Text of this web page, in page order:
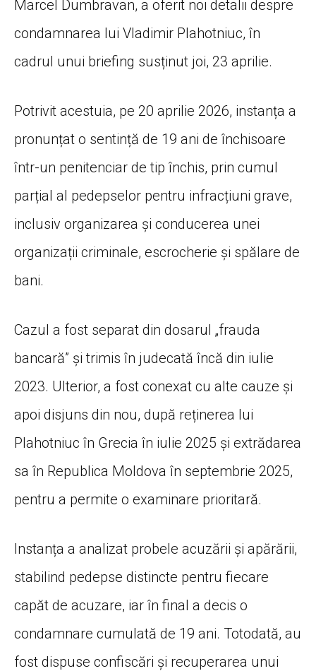
Marcel Dumbravan, a oferit noi detalii despre
condamnarea lui Vladimir Plahotniuc, în
cadrul unui briefing susținut joi, 23 aprilie.
Potrivit acestuia, pe 20 aprilie 2026, instanța a
pronunțat o sentință de 19 ani de închisoare
într-un penitenciar de tip închis, prin cumul
parțial al pedepselor pentru infracțiuni grave,
inclusiv organizarea și conducerea unei
organizații criminale, escrocherie și spălare de
bani.
Cazul a fost separat din dosarul „frauda
bancară” și trimis în judecată încă din iulie
2023. Ulterior, a fost conexat cu alte cauze și
apoi disjuns din nou, după reținerea lui
Plahotniuc în Grecia în iulie 2025 și extrădarea
sa în Republica Moldova în septembrie 2025,
pentru a permite o examinare prioritară.
Instanța a analizat probele acuzării și apărării,
stabilind pedepse distincte pentru fiecare
capăt de acuzare, iar în final a decis o
condamnare cumulată de 19 ani. Totodată, au
fost dispuse confiscări și recuperarea unui